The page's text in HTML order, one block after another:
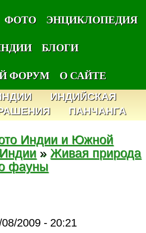
ФОТО
ЭНЦИКЛОПЕДИЯ
БЛОГИ
ФОРУМ
О САЙТЕ
ИНДИЙСКАЯ
ПАНЧАНГА
Индии и Южной
» Живая природа
фауны
2009 - 20:21